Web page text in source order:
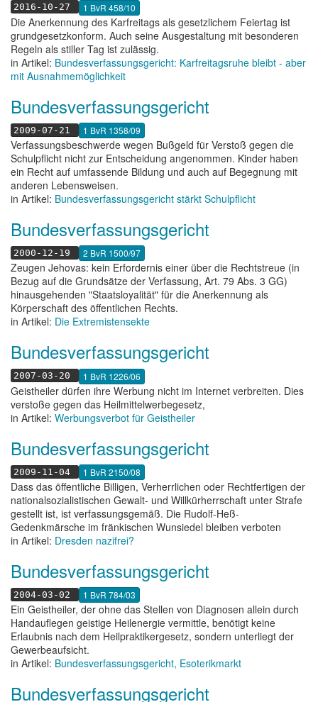
2016-10-27 1 BvR 458/10
Die Anerkennung des Karfreitags als gesetzlichem Feiertag ist
grundgesetzkonform. Auch seine Ausgestaltung mit besonderen
Regeln als stiller Tag ist zulässig.
in Artikel: Bundesverfassungsgericht: Karfreitagsruhe bleibt - aber
mit Ausnahmemöglichkeit
Bundesverfassungsgericht
2009-07-21 1 BvR 1358/09
Verfassungsbeschwerde wegen Bußgeld für Verstoß gegen die
Schulpflicht nicht zur Entscheidung angenommen. Kinder haben
ein Recht auf umfassende Bildung und auch auf Begegnung mit
anderen Lebensweisen.
in Artikel: Bundesverfassungsgericht stärkt Schulpflicht
Bundesverfassungsgericht
2000-12-19 2 BvR 1500/97
Zeugen Jehovas: kein Erfordernis einer über die Rechtstreue (in
Bezug auf die Grundsätze der Verfassung, Art. 79 Abs. 3 GG)
hinausgehenden "Staatsloyalität" für die Anerkennung als
Körperschaft des öffentlichen Rechts.
in Artikel: Die Extremistensekte
Bundesverfassungsgericht
2007-03-20 1 BvR 1226/06
Geistheiler dürfen ihre Werbung nicht im Internet verbreiten. Dies
verstoße gegen das Heilmittelwerbegesetz,
in Artikel: Werbungsverbot für Geistheiler
Bundesverfassungsgericht
2009-11-04 1 BvR 2150/08
Dass das öffentliche Billigen, Verherrlichen oder Rechtfertigen der
nationalsozialistischen Gewalt- und Willkürherrschaft unter Strafe
gestellt ist, ist verfassungsgemäß. Die Rudolf-Heß-
Gedenkmärsche im fränkischen Wunsiedel bleiben verboten
in Artikel: Dresden nazifrei?
Bundesverfassungsgericht
2004-03-02 1 BvR 784/03
Ein Geistheiler, der ohne das Stellen von Diagnosen allein durch
Handauflegen geistige Heilenergie vermittle, benötigt keine
Erlaubnis nach dem Heilpraktikergesetz, sondern unterliegt der
Gewerbeaufsicht.
in Artikel: Bundesverfassungsgericht, Esoterikmarkt
Bundesverfassungsgericht